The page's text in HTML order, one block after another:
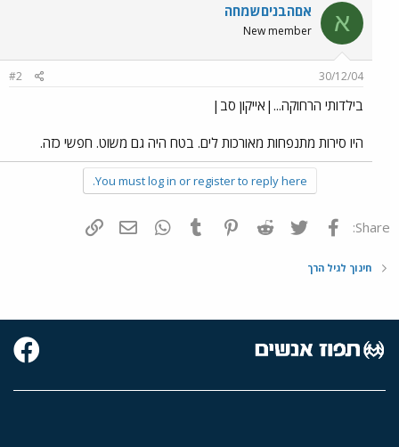
א אםהבניםשמחה
New member
30/12/04
#2
בילדותי הרחוקה...|אייקון סב|
היו סירות מתנפחות מאורכות לים. בטח היה גם משוט. חפשי כזה.
You must log in or register to reply here.
Share: פייסבוק Twitter
Reddit
Pinterest
Tumblr
WhatsAppדואר אלקטרוני
חינוך לגיל הרך